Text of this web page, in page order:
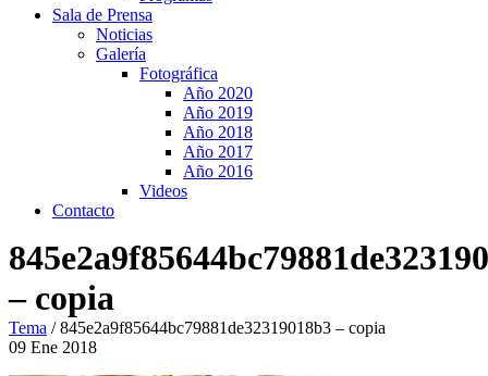
Sala de Prensa
Noticias
Galería
Fotográfica
Año 2020
Año 2019
Año 2018
Año 2017
Año 2016
Videos
Contacto
– copia
Tema /845e2a9f85644bc79881de32319018b3 – copia
09 Ene 2018